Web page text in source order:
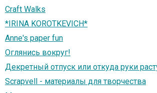
Craft Walks
*IRINA KOROTKEVICH*
Anne's paper fun
Оглянись вокруг!
Декретный отпуск или откуда руки
Scrapvell - материалы для творчества